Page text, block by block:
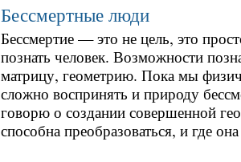
Бессмертные люди
Бессмертие — это не цель, это
познать человек. Возможности
матрицу, геометрию. Пока мы
сложно воспринять и природу
говорю о создании совершенной
способна преобразоваться, и где